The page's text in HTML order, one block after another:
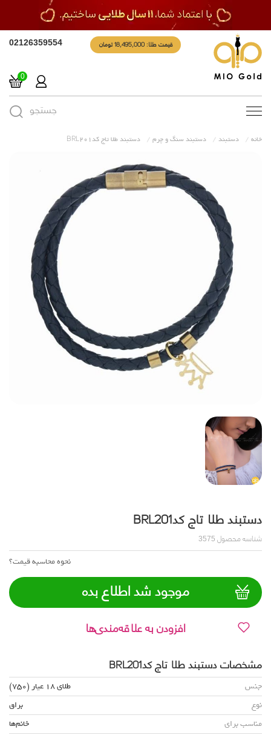
قیمت طلا: 18,495,000 تومان 02126359554
0
Toggle جستجو
خانه دستبند دستبند سنگ و چرم دستبند طلا تاج کدBRL201
دستبند طلا تاج کدBRL201
شناسه محصول
نحوه محاسبه قیمت؟
موجود شد اطلاع بده
افزودن به علاقه‌مندی‌ها
مشخصات دستبند طلا تاج کدBRL201
جنس
طلای 18 عیار (750)
نوع
براق
مناسب برای
خانم‌ها